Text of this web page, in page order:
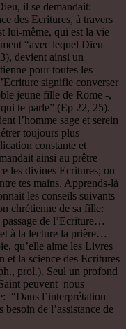
il se demandait:
des Ecritures, à travers
lui-même, qui est la vie
“avec lequel Dieu
devient ainsi un
pour toutes les
signifie converser
jeune fille de Rome -,
te parle” (Ep 22, 25).
l’homme sage et serein
toujours plus
constante et
ainsi au prêtre
les divines Ecritures; ou
tes mains. Apprends-là
les conseils suivants
chrétienne de sa fille:
de l’Ecriture…
à la lecture la prière…
qu’elle aime les Livres
et la science des Ecritures
prol.). Seul un profond
peuvent nous
“Dans l’interprétation
de l’assistance de